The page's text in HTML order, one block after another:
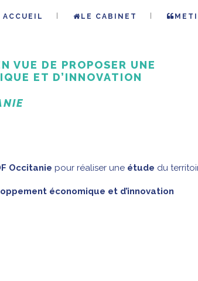
ACCUEIL LE CABINET
VUE DE PROPOSER UNE
ET D’INNOVATION
Occitanie pour réaliser une étude du
économique et d’innovation